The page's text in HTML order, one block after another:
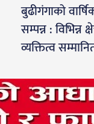
बुढीगंगाको
सम्पन्न : विभिन्न
व्यक्तित्व